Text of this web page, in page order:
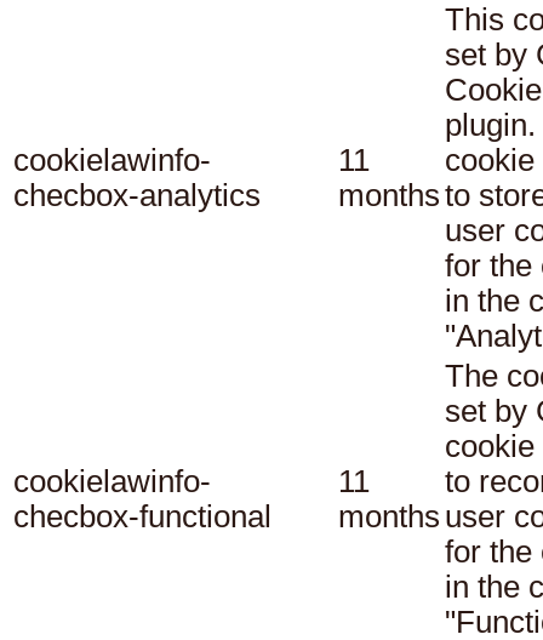
cookielawinfo-
checbox-analytics
11
months
This
set by
cookie
to
user
for the
in the
cookielawinfo-
checbox-functional
11
months
The
set by
cookie
to
user
for the
in the